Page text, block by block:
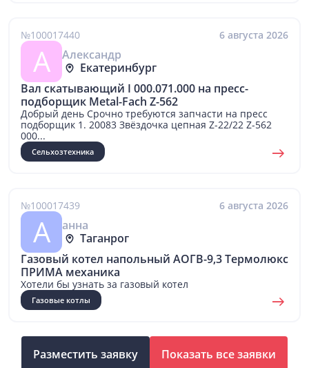
А
Александр
Екатеринбург
6 августа 2026
№100017440
Вал скатывающий I 000.071.000 на пресс-
подборщик Metal-Fach Z-562
Добрый день Срочно требуются запчасти на пресс
подборщик 1. 20083 Звёздочка цепная Z-22/22 Z-562
000...
Сельхозтехника
А
анна
Таганрог
6 августа 2026
№100017439
Газовый котел напольный АОГВ-9,3 Термолюкс
ПРИМА механика
Хотели бы узнать за газовый котел
Газовые котлы
Разместить заявку Показать все заявки